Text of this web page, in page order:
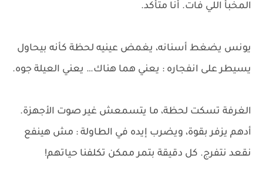
المخبأ اللي فات. أنا متأكد.
يونس يضغط أسنانه، يغمض عينيه لحظة كأنه بيحاول
يسيطر على انفجاره : يعني هما هناك… يعني العيلة جوه.
الغرفة تسكت لحظة، ما يتسمعش غير صوت الأجهزة.
أدهم يزفر بقوة، ويضرب إيده في الطاولة : مش هينفع
نقعد نتفرج. كل دقيقة بتمر ممكن تكلفنا حياتهم!